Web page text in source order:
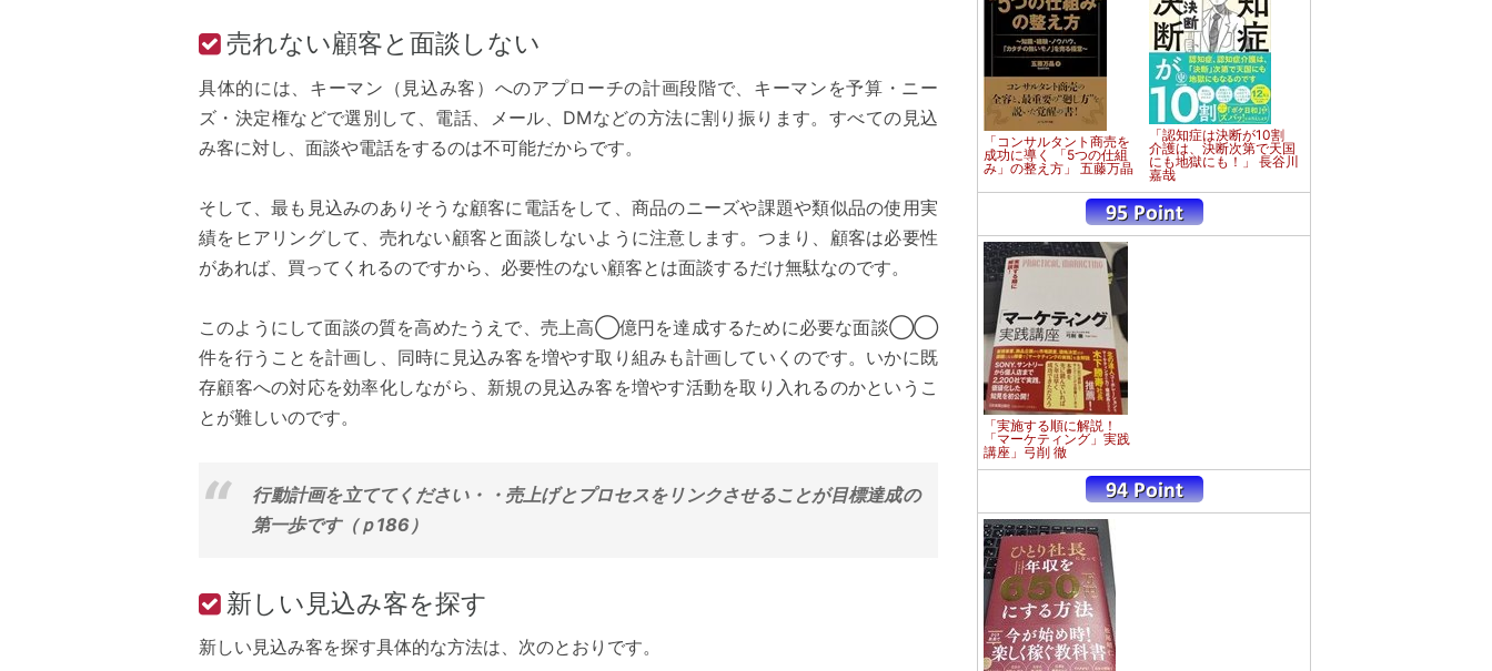
売れない顧客と面談しない
具体的には、キーマン（見込み客）へのアプローチの計画段階で、キーマンを予算・ニー
ズ・決定権などで選別して、電話、メール、DMなどの方法に割り振ります。すべての見込
み客に対し、面談や電話をするのは不可能だからです。
そして、最も見込みのありそうな顧客に電話をして、商品のニーズや課題や類似品の使用実
績をヒアリングして、売れない顧客と面談しないように注意します。つまり、顧客は必要性
があれば、買ってくれるのですから、必要性のない顧客とは面談するだけ無駄なのです。
このようにして面談の質を高めたうえで、売上高◯億円を達成するために必要な面談◯◯
件を行うことを計画し、同時に見込み客を増やす取り組みも計画していくのです。いかに既
存顧客への対応を効率化しながら、新規の見込み客を増やす活動を取り入れるのかというこ
とが難しいのです。
行動計画を立ててください・・売上げとプロセスをリンクさせることが目標達成の
第一歩です（ｐ186）
新しい見込み客を探す
新しい見込み客を探す具体的な方法は、次のとおりです。
「コンサルタント商売を
成功に導く 「5つの仕組
み」の整え方」 五藤万晶
「認知症は決断が10割
介護は、決断次第で天国
にも地獄にも！」 長谷川
嘉哉
「実施する順に解説！
「マーケティング」実践
講座」弓削 徹